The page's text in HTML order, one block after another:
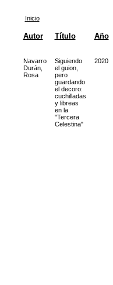
Inicio
Autor Título Año
Navarro
Durán,
Rosa
Siguiendo
el guion,
pero
guardando
el decoro:
cuchilladas
y libreas
en la
"Tercera
Celestina"
2020